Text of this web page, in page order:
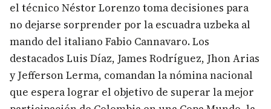
el técnico Néstor Lorenzo toma decisiones para
no dejarse sorprender por la escuadra uzbeka al
mando del italiano Fabio Cannavaro. Los
destacados Luis Díaz, James Rodríguez, Jhon Arias
y Jefferson Lerma, comandan la nómina nacional
que espera lograr el objetivo de superar la mejor